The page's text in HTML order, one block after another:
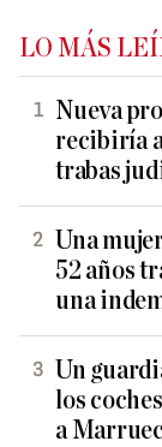
LO MÁS
Nueva
recibiría
trabas
Una
52 años
una
Un
los
a